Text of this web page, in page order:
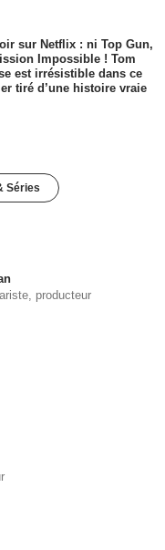
sur Netflix : ni Top Gun,
Impossible ! Tom
est irrésistible dans ce
tiré d’une histoire vraie
Séries
producteur